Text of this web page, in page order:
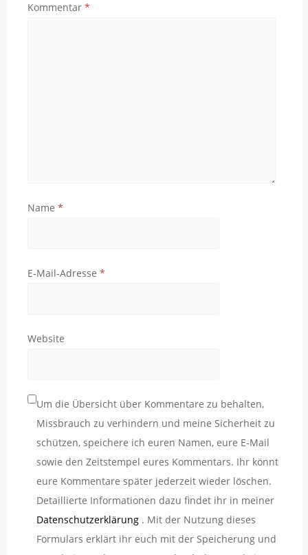
Kommentar *
Name *
E-Mail-Adresse *
Website
Um die Übersicht über Kommentare zu behalten,
Missbrauch zu verhindern und meine Sicherheit zu
schützen, speichere ich euren Namen, eure E-Mail
sowie den Zeitstempel eures Kommentars. Ihr könnt
eure Kommentare später jederzeit wieder löschen.
Detaillierte Informationen dazu findet ihr in meiner
Datenschutzerklärung . Mit der Nutzung dieses
Formulars erklärt ihr euch mit der Speicherung und